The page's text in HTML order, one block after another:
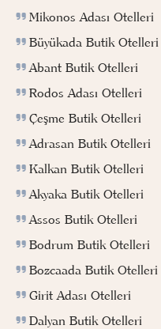
Mikonos Adası Otelleri
Büyükada Butik Otelleri
Abant Butik Otelleri
Rodos Adası Otelleri
Çeşme Butik Otelleri
Adrasan Butik Otelleri
Kalkan Butik Otelleri
Akyaka Butik Otelleri
Assos Butik Otelleri
Bodrum Butik Otelleri
Bozcaada Butik Otelleri
Girit Adası Otelleri
Dalyan Butik Otelleri